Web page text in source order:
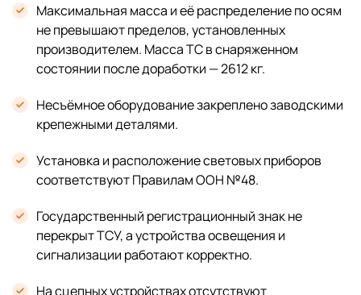
Максимальная масса и её распределение по осям
не превышают пределов, установленных
производителем. Масса ТС в снаряженном
состоянии после доработки — 2612 кг.
Несъёмное оборудование закреплено заводскими
крепежными деталями.
Установка и расположение световых приборов
соответствуют Правилам ООН №48.
Государственный регистрационный знак не
перекрыт ТСУ, а устройства освещения и
сигнализации работают корректно.
На сцепных устройствах отсутствуют